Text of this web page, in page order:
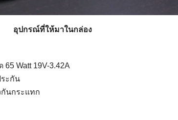
อุปกรณ์ที่ให้มาในกล่อง
Watt 19V-3.42A
ระกัน
นกระแทก